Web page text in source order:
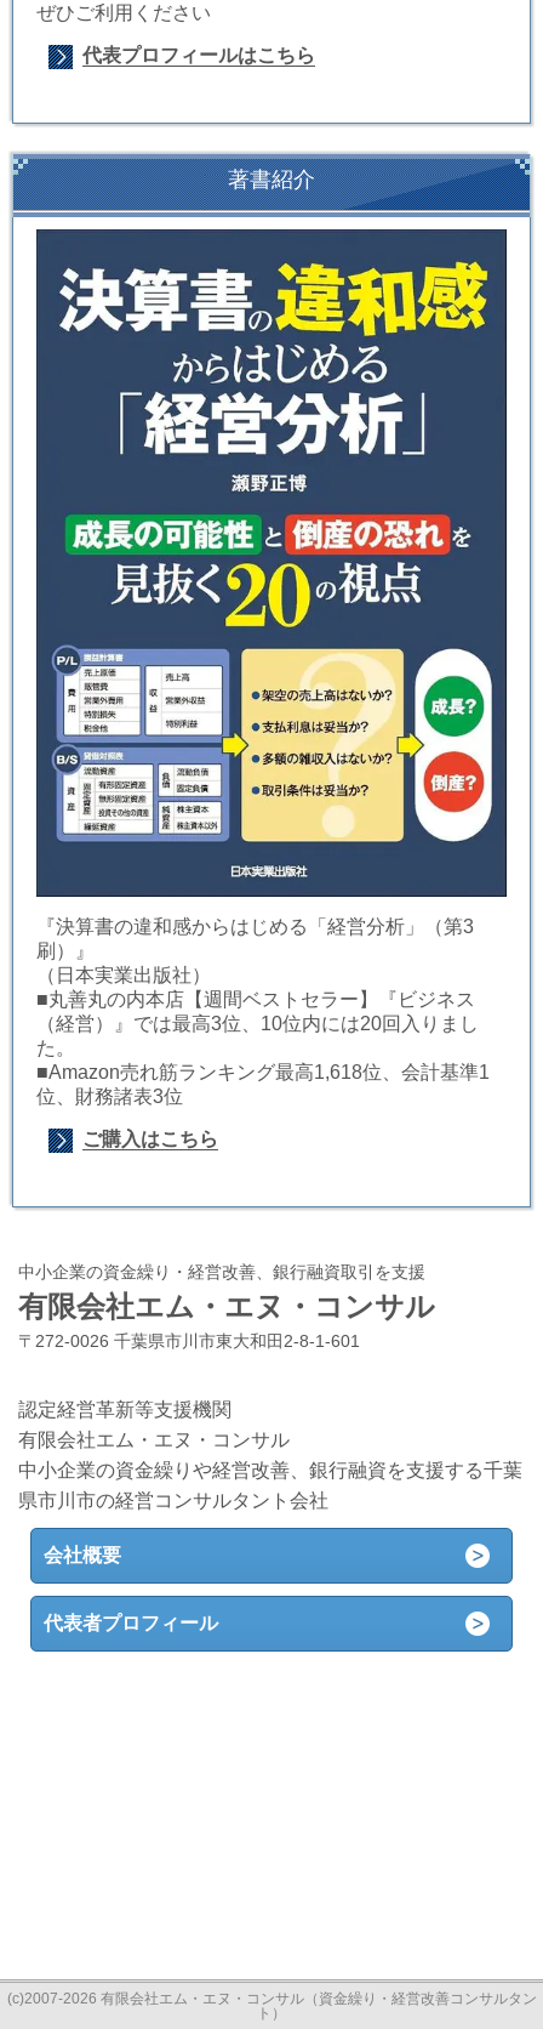
ぜひご利用ください
代表プロフィールはこちら
著書紹介
『決算書の違和感からはじめる「経営分析」（第3
刷）』
（日本実業出版社）
■丸善丸の内本店【週間ベストセラー】『ビジネス
（経営）』では最高3位、10位内には20回入りまし
た。
■Amazon売れ筋ランキング最高1,618位、会計基準1
位、財務諸表3位
ご購入はこちら
中小企業の資金繰り・経営改善、銀行融資取引を支援
有限会社エム・エヌ・コンサル
〒272-0026 千葉県市川市東大和田2-8-1-601
認定経営革新等支援機関
有限会社エム・エヌ・コンサル
中小企業の資金繰りや経営改善、銀行融資を支援する千葉
県市川市の経営コンサルタント会社
会社概要
代表者プロフィール
(c)2007-2026 有限会社エム・エヌ・コンサル（資金繰り・経営改善コンサルタン
ト）